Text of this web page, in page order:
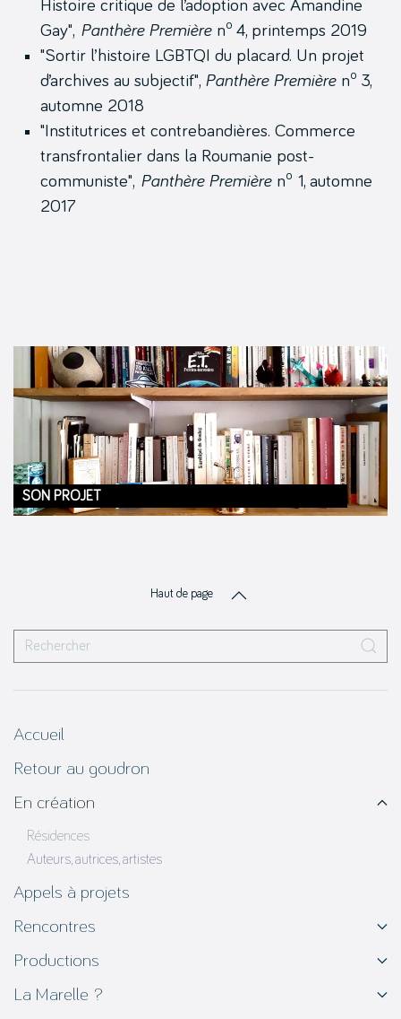
Histoire critique de l’adoption avec Amandine
Gay", Panthère Premièreno 4, printemps 2019
"Sortir l’histoire LGBTQI du placard. Un projet
d’archives au subjectif", Panthère Premièreno 3,
automne 2018
"Institutrices et contrebandières. Commerce
transfrontalier dans la Roumanie post-
communiste", Panthère Premièreno 1, automne
2017
SON PROJET
Haut de page
Accueil
Retour au goudron
En création
Résidences
Auteurs, autrices, artistes
Appels à projets
Rencontres
Productions
La Marelle ?